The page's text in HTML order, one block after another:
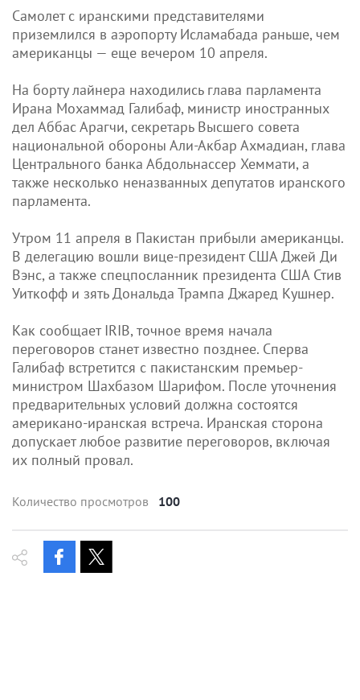
Самолет с иранскими представителями
приземлился в аэропорту Исламабада раньше, чем
американцы — еще вечером 10 апреля.
На борту лайнера находились глава парламента
Ирана Мохаммад Галибаф, министр иностранных
дел Аббас Арагчи, секретарь Высшего совета
национальной обороны Али-Акбар Ахмадиан, глава
Центрального банка Абдольнассер Хеммати, а
также несколько неназванных депутатов иранского
парламента.
Утром 11 апреля в Пакистан прибыли американцы.
В делегацию вошли вице-президент США Джей Ди
Вэнс, а также спецпосланник президента США Стив
Уиткофф и зять Дональда Трампа Джаред Кушнер.
Как сообщает IRIB, точное время начала
переговоров станет известно позднее. Сперва
Галибаф встретится с пакистанским премьер-
министром Шахбазом Шарифом. После уточнения
предварительных условий должна состоятся
американо-иранская встреча. Иранская сторона
допускает любое развитие переговоров, включая
их полный провал.
Количество просмотров 100